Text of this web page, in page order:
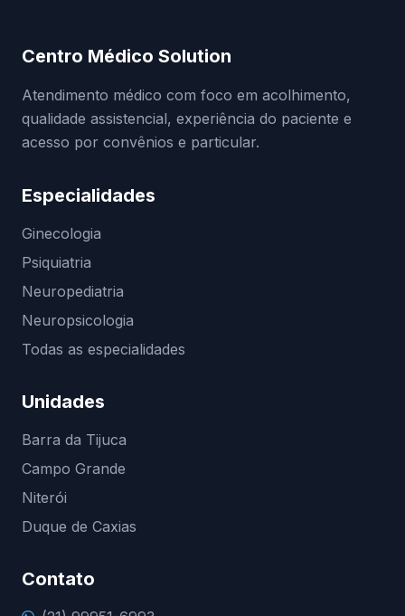
Centro Médico Solution
Atendimento médico com foco em acolhimento,
qualidade assistencial, experiência do paciente e
acesso por convênios e particular.
Especialidades
Ginecologia
Psiquiatria
Neuropediatria
Neuropsicologia
Todas as especialidades
Unidades
Barra da Tijuca
Campo Grande
Niterói
Duque de Caxias
Contato